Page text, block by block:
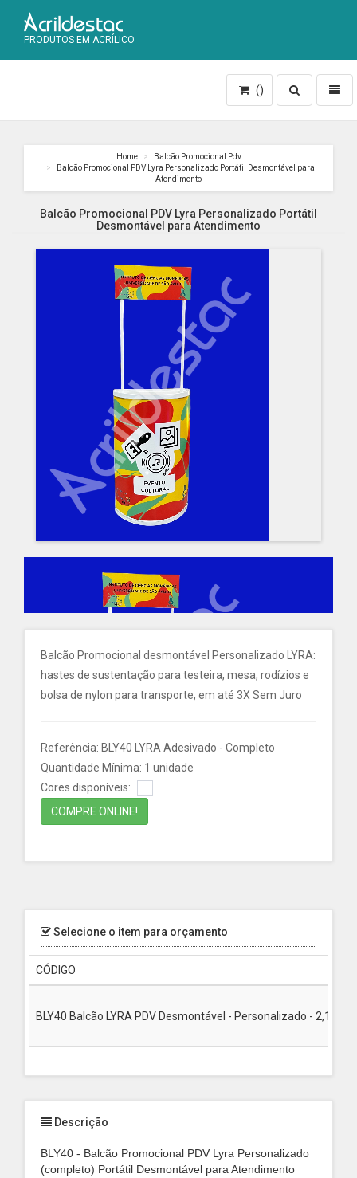
PRODUTOS EM ACRÍLICO
Toggle
search
()
Home
Balcão Promocional Pdv
Balcão Promocional PDV Lyra Personalizado Portátil Desmontável para
Atendimento
Balcão Promocional PDV Lyra Personalizado Portátil
Desmontável para Atendimento
Balcão Promocional desmontável Personalizado LYRA:
hastes de sustentação para testeira, mesa, rodízios e
bolsa de nylon para transporte, em até 3X Sem Juro
Referência: BLY40 LYRA Adesivado - Completo
Quantidade Mínima: 1 unidade
Cores disponíveis:
COMPRE ONLINE!
Selecione o item para orçamento
CÓDIGO
BLY40 Balcão LYRA PDV Desmontável - Personalizado -
Descrição
BLY40 - Balcão Promocional PDV Lyra Personalizado
(completo) Portátil Desmontável para Atendimento